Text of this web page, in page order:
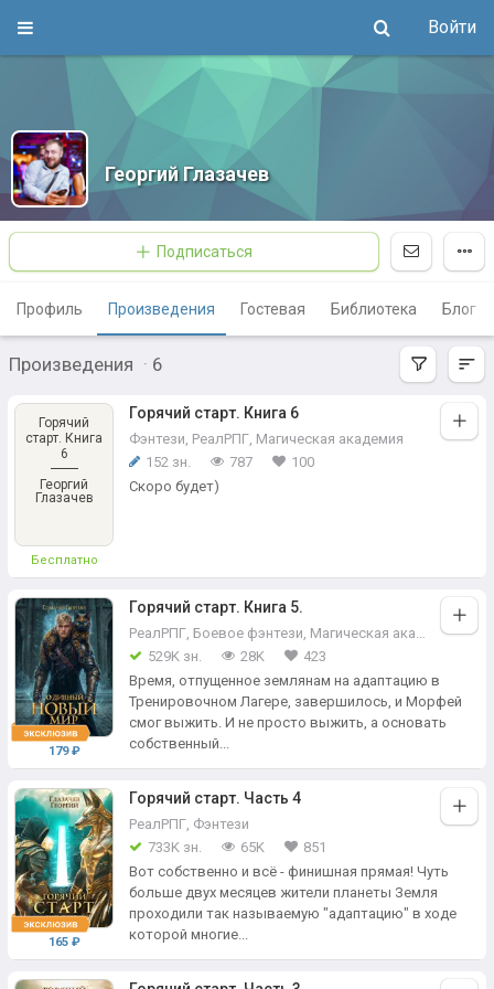
Войти
Георгий Глазачев
Подписаться
Профиль Произведения Гостевая Библиотека Блог
Произведения · 6
Горячий
старт. Книга
6
Георгий
Глазачев
Бесплатно
Горячий старт. Книга 6
Фэнтези, РеалРПГ, Магическая академия
152 зн.
787
100
Скоро будет)
179 ₽
Горячий старт. Книга 5.
РеалРПГ, Боевое фэнтези, Магическая академия
529K зн.
28K
423
Время, отпущенное землянам на адаптацию в
Тренировочном Лагере, завершилось, и Морфей
смог выжить. И не просто выжить, а основать
собственный...
165 ₽
Горячий старт. Часть 4
РеалРПГ Фэнтези
733K зн.
65K
851
Вот собственно и всё - финишная прямая! Чуть
больше двух месяцев жители планеты Земля
проходили так называемую "адаптацию" в ходе
которой многие...